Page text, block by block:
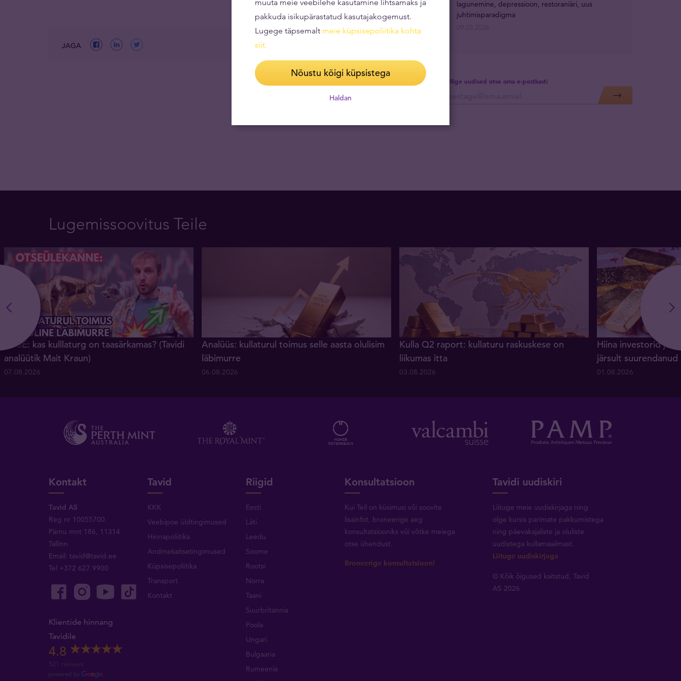
JAGA
Tellige uudised otse oma e-postkasti
lagunemine, depressioon, restoraniäri, uus
juhtimisparadigma
Lugemissoovitus Teile
OTSE: kas kulllaturg on taasärkamas? (Tavidi
analüütik Mait Kraun)
07.08.2026
Analüüs: kullaturul toimus selle aasta olulisim
läbimurre
06.08.2026
Kulla Q2 raport: kullaturu raskuskese on
liikumas itta
03.08.2026
Hiina investorid ja
järsult suurendanud
01.08.2026
Kontakt
Tavid AS
Reg nr 10055700
Pärnu mnt 186, 11314
Tallinn
Email:tavid@tavid.ee
Tel +372 627 9900
Klientide hinnang
Tavidile
4.8
521 reviews
Tavid
KKK
Veebipoe üldtingimused
Hinnapoliitika
Andmekaitsetingimused
Küpsisepoliitika
Transport
Kontakt
Riigid
Eesti
Läti
Leedu
Soome
Rootsi
Norra
Taani
Suurbritannia
Poola
Ungari
Bulgaaria
Rumeenia
Konsultatsioon
Kui Teil on küsimusi või soovite
lisainfot, broneerige aeg
konsultatsiooniks või võtke meiega
otse ühendust.
Broneerige konsultatsioon!
Tavidi uudiskiri
Liituge meie uudiskirjaga ning
olge kursis parimate pakkumistega
ning päevakajaliste ja oluliste
uudistega kullamaailmast.
Liituge uudiskirjaga
© Kõik õigused kaitstud, Tavid
AS 2026
muuta meie veebilehe kasutamine lihtsamaks ja
pakkuda isikupärastatud kasutajakogemust.
Lugege täpsemalt meie küpsisepoliitika kohta
siit.
Nõustu kõigi küpsistega
Haldan